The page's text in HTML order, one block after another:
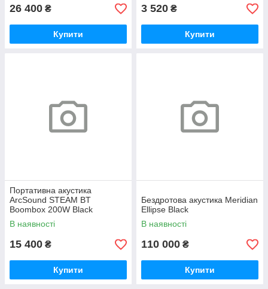
26 400 ₴
Купити
3 520 ₴
Купити
Портативна акустика
ArcSound STEAM BT
Boombox 200W Black
В наявності
15 400 ₴
Купити
Бездротова акустика Meridian
Ellipse Black
В наявності
110 000 ₴
Купити